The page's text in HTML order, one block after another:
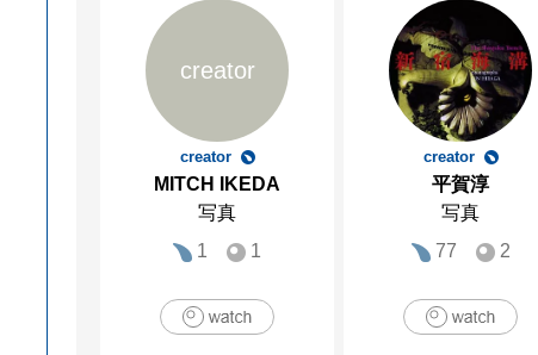
creator
creator
MITCH IKEDA
写真
1
1
creator
平賀淳
写真
77
2